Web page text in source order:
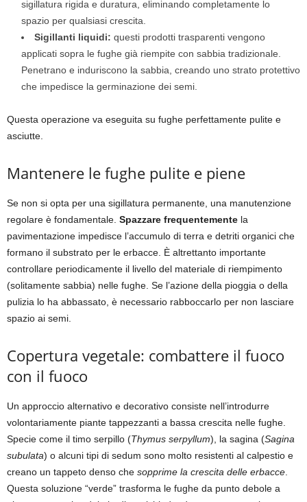
sigillatura rigida e duratura, eliminando completamente lo
spazio per qualsiasi crescita.
Sigillanti liquidi: questi prodotti trasparenti vengono
applicati sopra le fughe già riempite con sabbia tradizionale.
Penetrano e induriscono la sabbia, creando uno strato protettivo
che impedisce la germinazione dei semi.
Questa operazione va eseguita su fughe perfettamente pulite e
asciutte.
Mantenere le fughe pulite e piene
Se non si opta per una sigillatura permanente, una manutenzione
regolare è fondamentale. Spazzare frequentemente la
pavimentazione impedisce l’accumulo di terra e detriti organici che
formano il substrato per le erbacce. È altrettanto importante
controllare periodicamente il livello del materiale di riempimento
(solitamente sabbia) nelle fughe. Se l’azione della pioggia o della
pulizia lo ha abbassato, è necessario rabboccarlo per non lasciare
spazio ai semi.
Copertura vegetale: combattere il fuoco
con il fuoco
Un approccio alternativo e decorativo consiste nell’introdurre
volontariamente piante tappezzanti a bassa crescita nelle fughe.
Specie come il timo serpillo (Thymus serpyllum), la sagina (Sagina
subulata) o alcuni tipi di sedum sono molto resistenti al calpestio e
creano un tappeto denso che sopprime la crescita delle erbacce
Questa soluzione “verde” trasforma le fughe da punto debole a